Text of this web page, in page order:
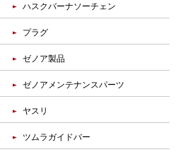
ハスクバーナソーチェン
プラグ
ゼノア製品
ゼノアメンテナンスパーツ
ヤスリ
ツムラガイドバー